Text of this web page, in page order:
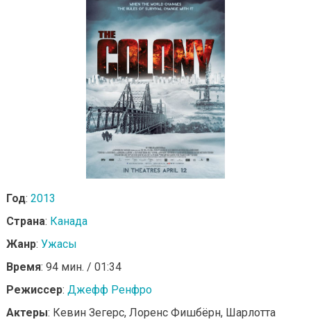
Год: 2013
Страна: Канада
Жанр: Ужасы
Время: 94 мин. / 01:34
Режиссер: Джефф Ренфро
Актеры: Кевин Зегерс, Лоренс Фишбёрн, Шарлотта